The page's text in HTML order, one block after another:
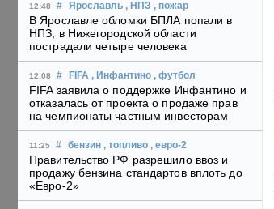
12:48 # Ярославль , НПЗ , пожар
В Ярославле обломки БПЛА попали в
НПЗ, в Нижегородской области
пострадали четыре человека
12:08 # FIFA , Инфантино , футбол
FIFA заявила о поддержке Инфантино и
отказалась от проекта о продаже прав
на чемпионаты частным инвесторам
11:25 # бензин , топливо , евро-2
Правительство РФ разрешило ввоз и
продажу бензина стандартов вплоть до
«Евро-2»